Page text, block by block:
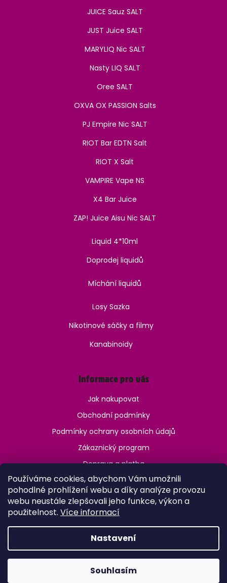
Používáme cookies, abychom Vám umožnili
pohodlné prohlížení webu a díky analýze provozu
webu neustále zlepšovali jeho funkce, výkon a
použitelnost. Více informací
Nastavení
Souhlasím
JUICE Sauz SALT
JUST Juice SALT
MARYLIQ Nic SALT
Nasty LIQ SALT
Oree SALT
OXVA OX PASSION Salts
PJ Empire Nic SALT
RIOT Bar EDTN Salt
RIOT X Salt
VAMPIRE Vape NS
X4 Bar Juice
ZAP! Juice Aisu Nic SALT
Liquid 4*10ml
Doprodej liquidů
Míchání liquidů
Losy Sazka
Nikotinové sáčky a filmy
Kanabinoidy
Informace pro vás
Jak nakupovat
Obchodní podmínky
Podmínky ochrany osobních údajů
Zákaznický program
Doprava a platba
Jak ověřit věk?
Vytvořil Shoptet
Upravit nastavení cookies